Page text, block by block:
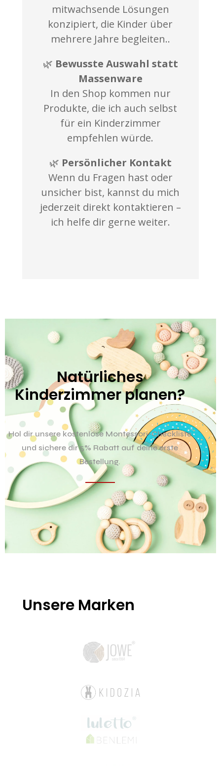
mitwachsende Lösungen
konzipiert, die Kinder über
mehrere Jahre begleiten..
🌿 Bewusste Auswahl statt
Massenware
In den Shop kommen nur
Produkte, die ich auch selbst
für ein Kinderzimmer
empfehlen würde.
🌿 Persönlicher Kontakt
Wenn du Fragen hast oder
unsicher bist, kannst du mich
jederzeit direkt kontaktieren –
ich helfe dir gerne weiter.
Natürliches
Kinderzimmer planen?
Hol dir unsere kostenlose Montessori-Checkliste
und sichere dir 5% Rabatt auf deine erste
Bestellung.
Unsere Marken